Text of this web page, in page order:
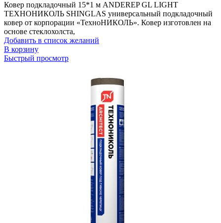
Ковер подкладочный 15*1 м ANDEREP GL LIGHT
ТЕХНОНИКОЛЬ SHINGLAS универсальный подкладочный
ковер от корпорации «ТехноНИКОЛЬ». Ковер изготовлен на
основе стеклохолста,
Добавить в список желаний
В корзину
Быстрый просмотр